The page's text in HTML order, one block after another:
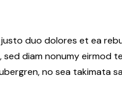
duo dolores et ea
diam nonumy eirmod
no sea takimata